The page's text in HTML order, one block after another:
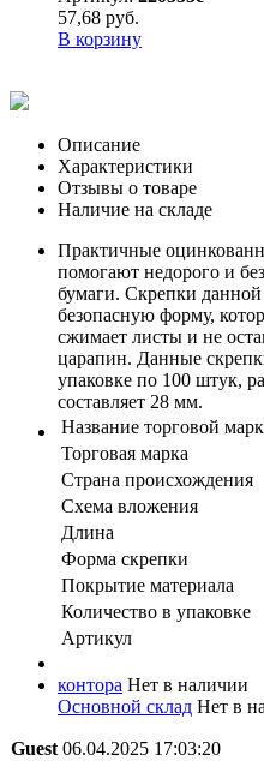
57,68 руб.
В корзину
Описание
Характеристики
Отзывы о товаре
Наличие на складе
Практичные
помогают недорого и
бумаги. Скрепки
безопасную форму,
сжимает листы и не
царапин. Данные
упаковке по 100 штук,
составляет 28 мм.
Название торговой
Торговая марка
Страна происхождения
Схема вложения
Длина
Форма скрепки
Покрытие материала
Количество в упaковке
Артикул
контора Нет в наличии
Основной склад Нет в
Guest 06.04.2025 17:03:20